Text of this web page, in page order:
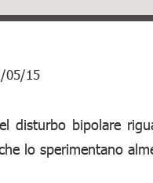
15
disturbo bipolare
lo sperimentano